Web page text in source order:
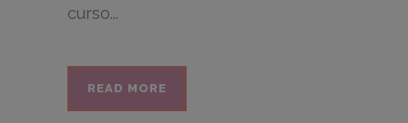
curso...
READ MORE